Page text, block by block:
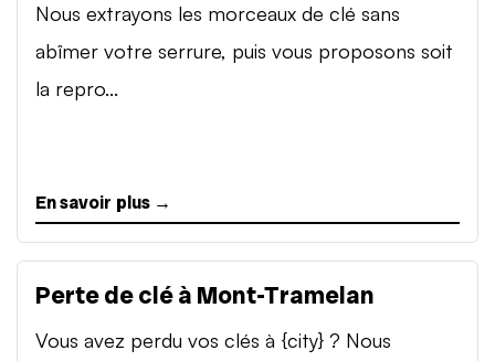
Nous extrayons les morceaux de clé sans
abîmer votre serrure, puis vous proposons soit
la repro...
En savoir plus →
Perte de clé à Mont-Tramelan
Vous avez perdu vos clés à {city} ? Nous